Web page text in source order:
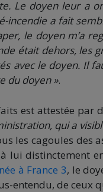
Le doyen leur a
incendie a fait
le doyen m’a
était dehors, les
avec le doyen. Il
du doyen ».
est attestée par
qui a
les cagoules des
lui distinctement
à France 3, le
entendu, de ceux